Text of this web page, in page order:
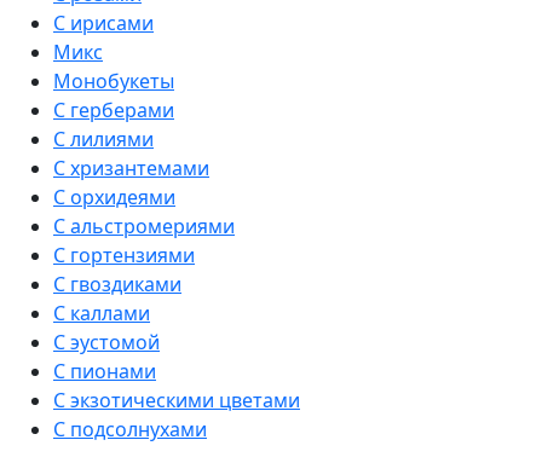
С ирисами
Микс
Монобукеты
С герберами
С лилиями
С хризантемами
С орхидеями
С альстромериями
С гортензиями
С гвоздиками
С каллами
С эустомой
С пионами
С экзотическими цветами
С подсолнухами